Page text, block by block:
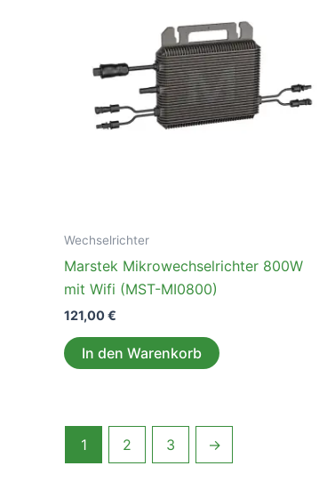
Wechselrichter
Marstek Mikrowechselrichter 800W
mit Wifi (MST-MI0800)
121,00€
In den Warenkorb
1 2 3 →